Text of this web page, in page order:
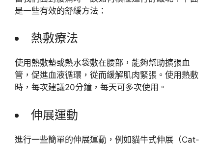
是一些有效的舒緩方法：
熱敷療法
使用熱敷墊或熱水袋敷在腰部，能夠幫助擴張血
管，促進血液循環，從而緩解肌肉緊張。使用熱敷
時，每次建議20分鐘，每天可多次使用。
伸展運動
進行一些簡單的伸展運動，例如貓牛式伸展（Cat-